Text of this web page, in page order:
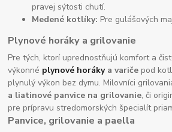
pravej sýtosti chutí.
Medené kotlíky: Pre gulášových
Plynové horáky a grilovanie
Pre tých, ktorí uprednostňujú komfort a
výkonné plynové horákya variče pod
plynulý výkon bez dymu. Milovníci
a liatinové panvice na grilovanie, či
pre prípravu stredomorských špecialít
Panvice, grilovanie a paella